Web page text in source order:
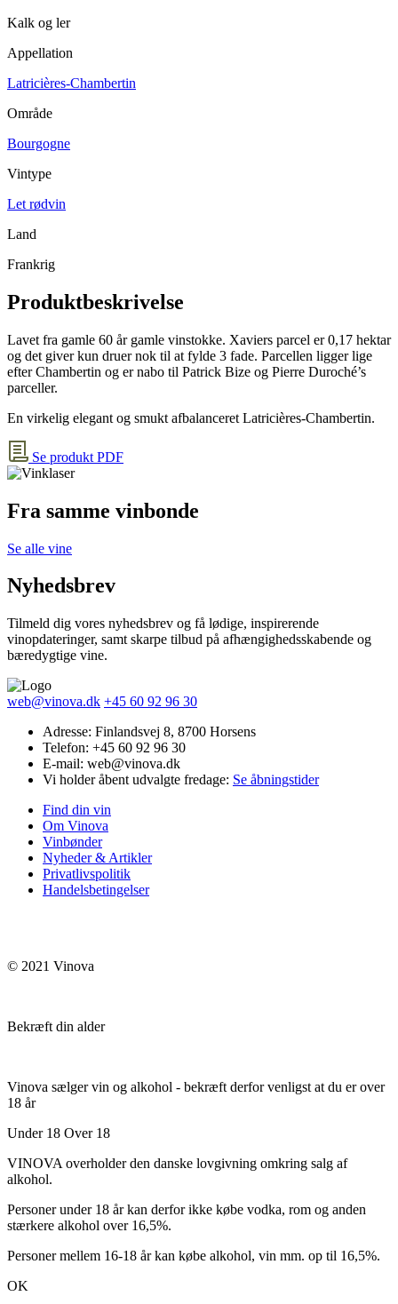
Kalk og ler
Appellation
Latricières-Chambertin
Område
Bourgogne
Vintype
Let rødvin
Land
Frankrig
Produktbeskrivelse
Lavet fra gamle 60 år gamle vinstokke. Xaviers parcel er 0,17 hektar
og det giver kun druer nok til at fylde 3 fade. Parcellen ligger lige
efter Chambertin og er nabo til Patrick Bize og Pierre Duroché’s
parceller.
En virkelig elegant og smukt afbalanceret Latricières-Chambertin.
Se produkt PDF
Fra samme vinbonde
Se alle vine
Nyhedsbrev
Tilmeld dig vores nyhedsbrev og få lødige, inspirerende
vinopdateringer, samt skarpe tilbud på afhængighedsskabende og
bæredygtige vine.
web@vinova.dk +45 60 92 96 30
Adresse: Finlandsvej 8, 8700 Horsens
Telefon: +45 60 92 96 30
E-mail: web@vinova.dk
Vi holder åbent udvalgte fredage: Se åbningstider
Find din vin
Om Vinova
Vinbønder
Nyheder & Artikler
Privatlivspolitik
Handelsbetingelser
© 2021 Vinova
Bekræft din alder
Vinova sælger vin og alkohol - bekræft derfor venligst at du er over
18 år
Under 18 Over 18
VINOVA overholder den danske lovgivning omkring salg af
alkohol.
Personer under 18 år kan derfor ikke købe vodka, rom og anden
stærkere alkohol over 16,5%.
Personer mellem 16-18 år kan købe alkohol, vin mm. op til 16,5%.
OK